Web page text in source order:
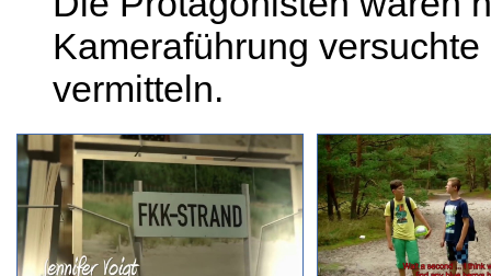
Kameraführung
vermitteln.